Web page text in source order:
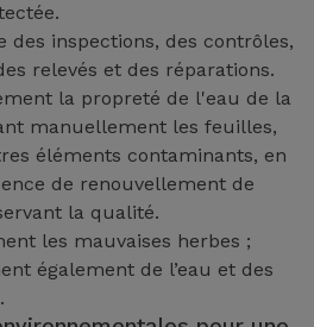
des inspections, des contrôles,
relevés et des réparations.
la propreté de l'eau de la
manuellement les feuilles,
éléments contaminants, en
de renouvellement de
la qualité.
les mauvaises herbes ;
également de l’eau et des